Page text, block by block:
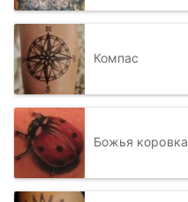
Компас
Божья коровка